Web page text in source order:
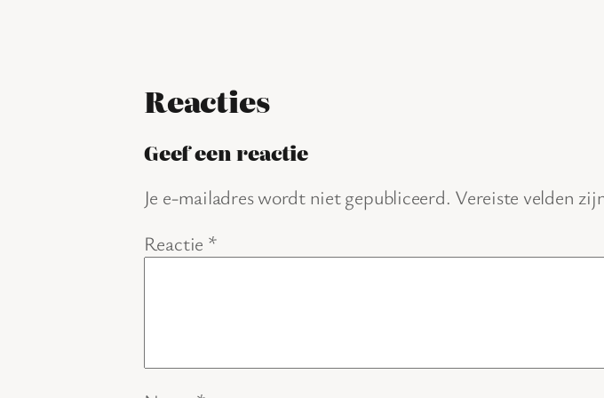
Reacties
Geef een reactie
Je e-mailadres wordt niet gepubliceerd. Vereiste velden
Reactie *